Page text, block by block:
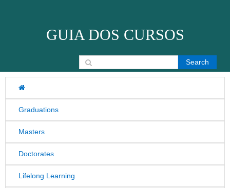
GUIA DOS CURSOS
Graduations
Masters
Doctorates
Lifelong Learning
Search for: